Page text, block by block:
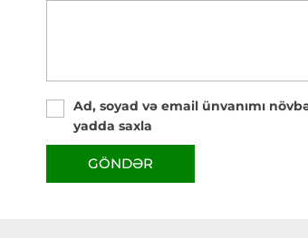
Ad, soyad və email ünvanımı
yadda saxla
GÖNDƏR